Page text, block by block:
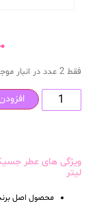
لیتر
محصول اصل
فقط 2 عدد در انبار موجود است